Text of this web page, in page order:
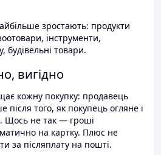
зростають: продукти
інструменти,
будівельні товари.
вигідно
кожну покупку: продавець
того, як покупець огляне і
Щось не так — гроші
на картку. Плюс не
за післяплату на пошті.